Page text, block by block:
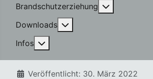
Brandschutzerziehung
Downloads
Infos
Details
Veröffentlicht: 30. März 2022